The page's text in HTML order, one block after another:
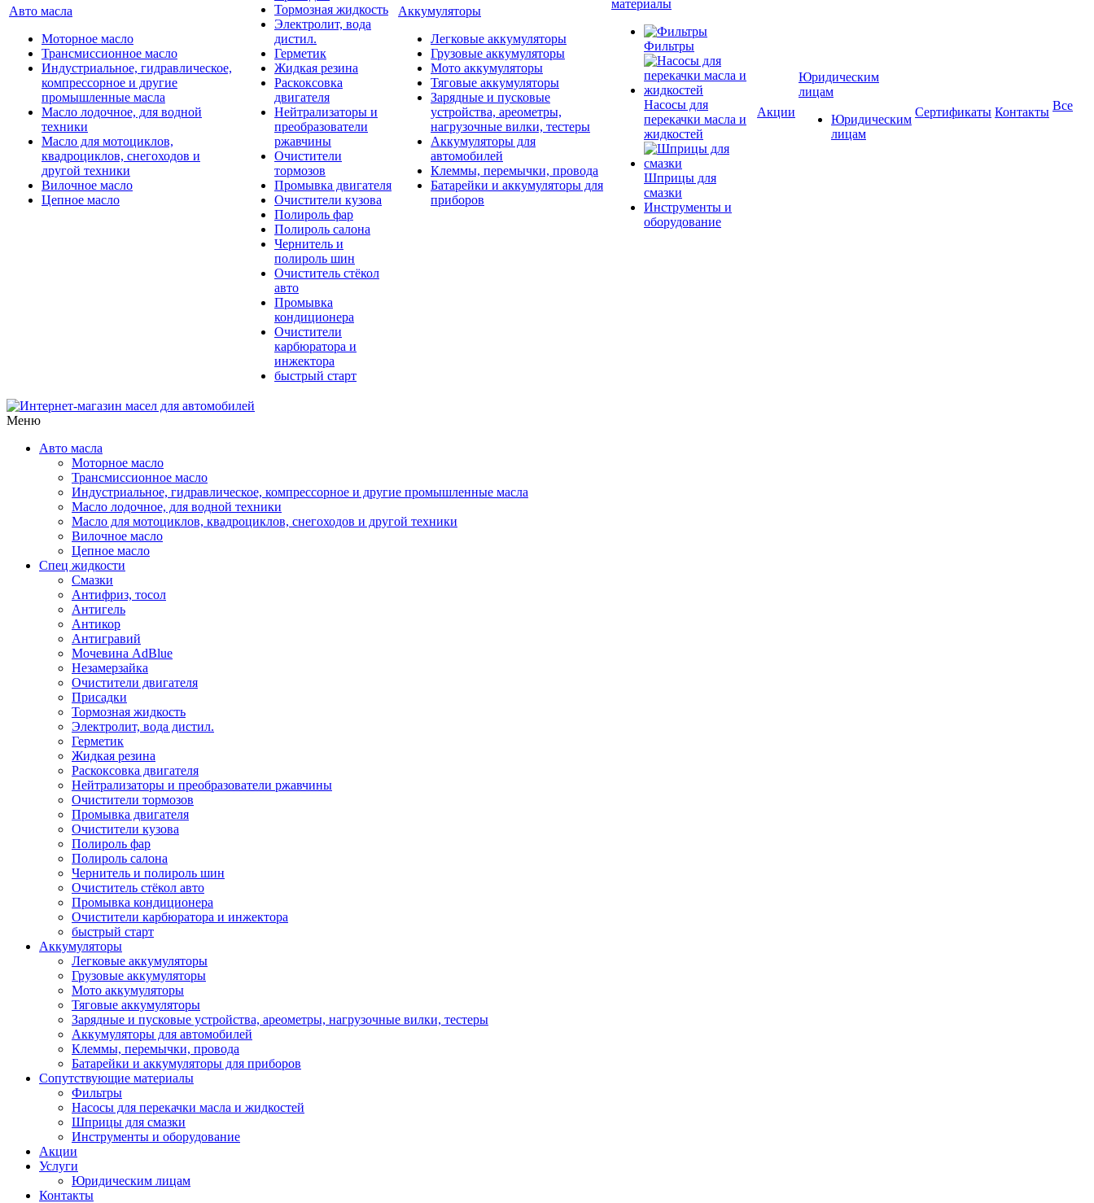
Авто масла
Моторное масло
Трансмиссионное масло
Индустриальное, гидравлическое,
компрессорное и другие
промышленные масла
Масло лодочное, для водной
техники
Масло для мотоциклов,
квадроциклов, снегоходов и
другой техники
Вилочное масло
Цепное масло
Тормозная жидкость
Электролит, вода
дистил.
Герметик
Жидкая резина
Раскоксовка
двигателя
Нейтрализаторы и
преобразователи
ржавчины
Очистители
тормозов
Промывка двигателя
Очистители кузова
Полироль фар
Полироль салона
Чернитель и
полироль шин
Очиститель стёкол
авто
Промывка
кондиционера
Очистители
карбюратора и
инжектора
быстрый старт
Аккумуляторы
Легковые аккумуляторы
Грузовые аккумуляторы
Мото аккумуляторы
Тяговые аккумуляторы
Зарядные и пусковые
устройства, ареометры,
нагрузочные вилки, тестеры
Аккумуляторы для
автомобилей
Клеммы, перемычки, провода
Батарейки и аккумуляторы для
приборов
материалы
Фильтры
Насосы для
перекачки масла и
жидкостей
Шприцы для
смазки
Инструменты и
оборудование
Акции
Юридическим
лицам
Юридическим
лицам
Сертификаты Контакты Все
Меню
Авто масла
Моторное масло
Трансмиссионное масло
Индустриальное, гидравлическое, компрессорное и другие промышленные масла
Масло лодочное, для водной техники
Масло для мотоциклов, квадроциклов, снегоходов и другой техники
Вилочное масло
Цепное масло
Спец жидкости
Смазки
Антифриз, тосол
Антигель
Антикор
Антигравий
Мочевина AdBlue
Незамерзайка
Очистители двигателя
Присадки
Тормозная жидкость
Электролит, вода дистил.
Герметик
Жидкая резина
Раскоксовка двигателя
Нейтрализаторы и преобразователи ржавчины
Очистители тормозов
Промывка двигателя
Очистители кузова
Полироль фар
Полироль салона
Чернитель и полироль шин
Очиститель стёкол авто
Промывка кондиционера
Очистители карбюратора и инжектора
быстрый старт
Аккумуляторы
Легковые аккумуляторы
Грузовые аккумуляторы
Мото аккумуляторы
Тяговые аккумуляторы
Зарядные и пусковые устройства, ареометры, нагрузочные вилки, тестеры
Аккумуляторы для автомобилей
Клеммы, перемычки, провода
Батарейки и аккумуляторы для приборов
Сопутствующие материалы
Фильтры
Насосы для перекачки масла и жидкостей
Шприцы для смазки
Инструменты и оборудование
Акции
Услуги
Юридическим лицам
Контакты